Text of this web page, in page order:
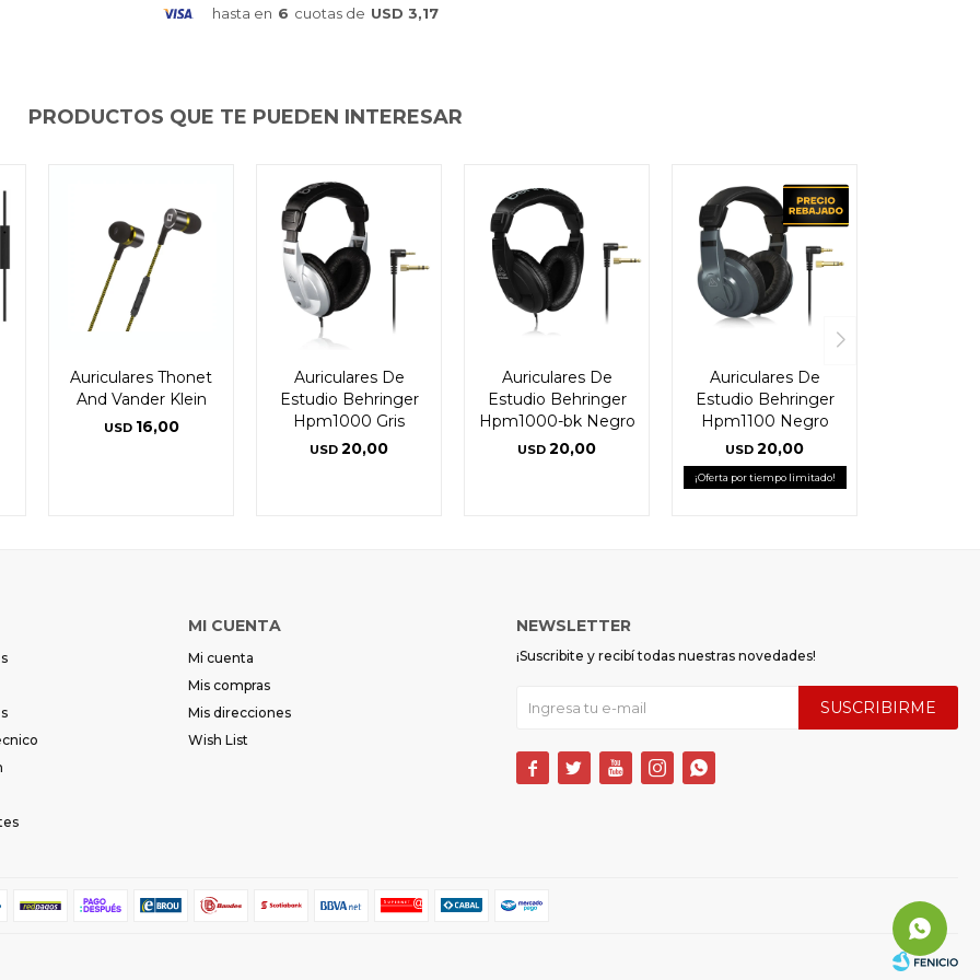
hasta en 6 cuotas de USD 3,17
PRODUCTOS QUE TE PUEDEN INTERESAR
Auriculares Thonet
And Vander Klein
USD 16,00
Auriculares De
Estudio Behringer
Hpm1000 Gris
USD 20,00
Auriculares De
Estudio Behringer
Hpm1000-bk Negro
USD 20,00
Auriculares De
Estudio Behringer
Hpm1100 Negro
USD 20,00
¡Oferta por tiempo limitado!
MI CUENTA
Mi cuenta
Mis compras
Mis direcciones
Wish List
NEWSLETTER
¡Suscribite y recibí todas nuestras novedades!
SUSCRIBIRME
    